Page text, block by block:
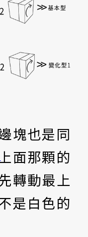
塊也是同
面那顆的
轉動最上
是白色的